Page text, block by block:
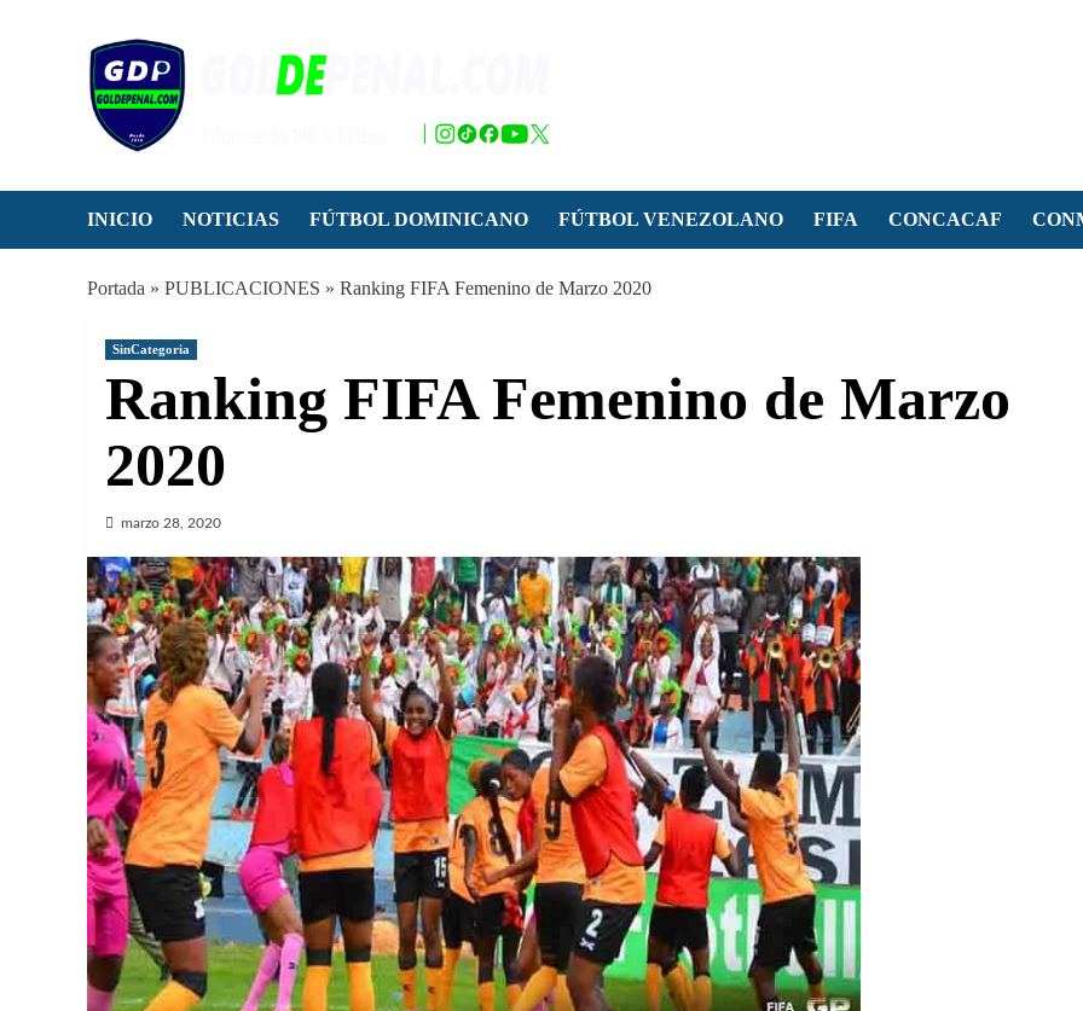
INICIO NOTICIAS FÚTBOL DOMINICANO FÚTBOL VENEZOLANO FIFA CONCACAF
Portada » PUBLICACIONES » Ranking FIFA Femenino de Marzo 2020
SinCategoria
Ranking FIFA Femenino de Marzo
2020
marzo 28, 2020